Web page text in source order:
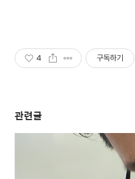
4 구독하기
관련글